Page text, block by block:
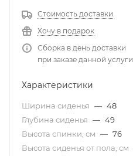
Стоимость доставки
Хочу в подарок
Сборка в день доставки
при заказе данной услуги
Характеристики
Ширина сиденья — 48
Глубина сиденья — 49
Высота спинки, см — 76
Высота сиденья от пола, см